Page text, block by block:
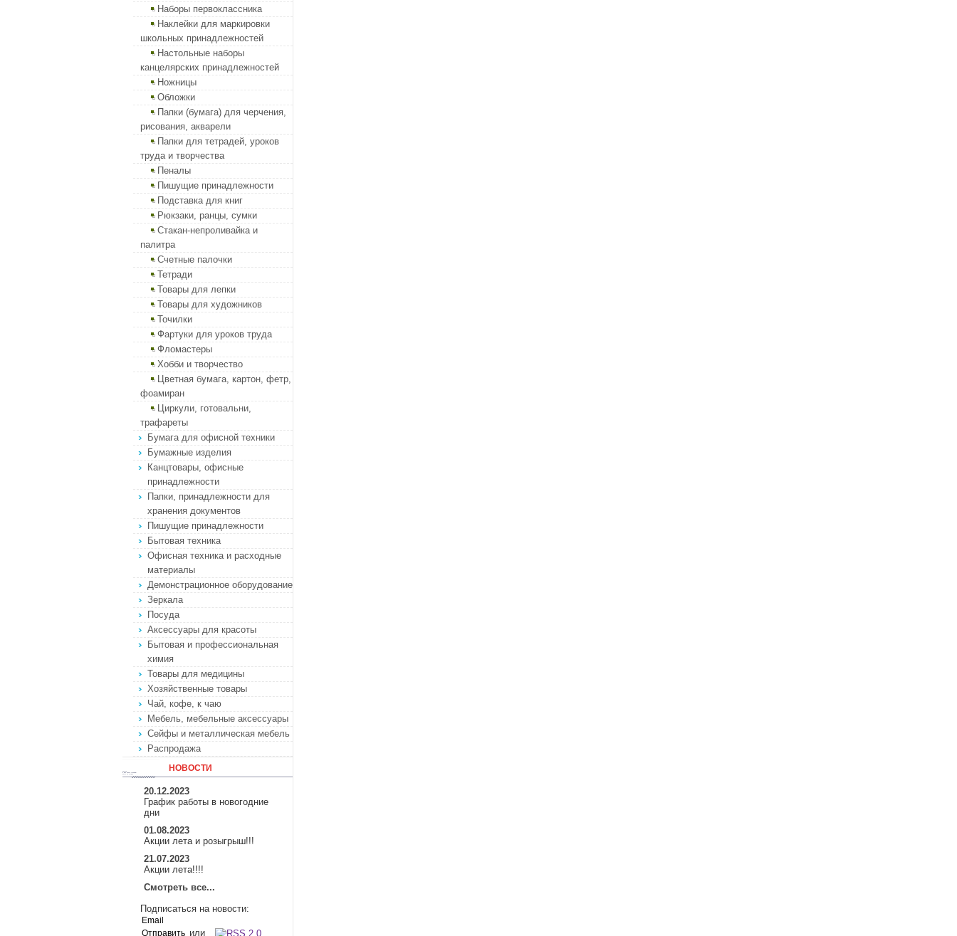
Наборы первоклассника
Наклейки для маркировки
школьных принадлежностей
Настольные наборы
канцелярских принадлежностей
Ножницы
Обложки
Папки (бумага) для черчения,
рисования, акварели
Папки для тетрадей, уроков
труда и творчества
Пеналы
Пишущие принадлежности
Подставка для книг
Рюкзаки, ранцы, сумки
Стакан-непроливайка и
палитра
Счетные палочки
Тетради
Товары для лепки
Товары для художников
Точилки
Фартуки для уроков труда
Фломастеры
Хобби и творчество
Цветная бумага, картон, фетр,
фоамиран
Циркули, готовальни,
трафареты
Бумага для офисной техники
Бумажные изделия
Канцтовары, офисные
принадлежности
Папки, принадлежности для
хранения документов
Пишущие принадлежности
Бытовая техника
Офисная техника и расходные
материалы
Демонстрационное оборудование
Зеркала
Посуда
Аксессуары для красоты
Бытовая и профессиональная
химия
Товары для медицины
Хозяйственные товары
Чай, кофе, к чаю
Мебель, мебельные аксессуары
Сейфы и металлическая мебель
Распродажа
НОВОСТИ
20.12.2023
График работы в новогодние
дни
01.08.2023
Акции лета и розыгрыш!!!
21.07.2023
Акции лета!!!!
Смотреть все...
Подписаться на новости:
или